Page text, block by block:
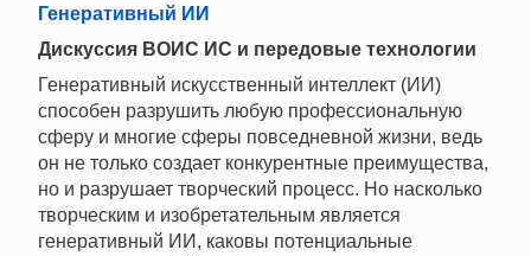
Генеративный ИИ
Дискуссия ВОИС ИС и передовые технологии
Генеративный искусственный интеллект (ИИ)
способен разрушить любую профессиональную
сферу и многие сферы повседневной жизни, ведь
он не только создает конкурентные преимущества,
но и разрушает творческий процесс. Но насколько
творческим и изобретательным является
генеративный ИИ, каковы потенциальные